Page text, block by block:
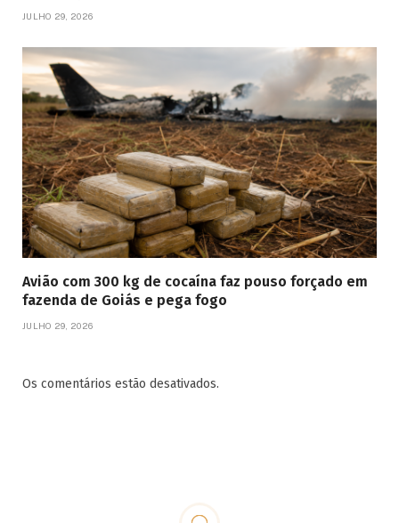
JULHO 29, 2026
Avião com 300 kg de cocaína faz pouso forçado em
fazenda de Goiás e pega fogo
JULHO 29, 2026
Os comentários estão desativados.